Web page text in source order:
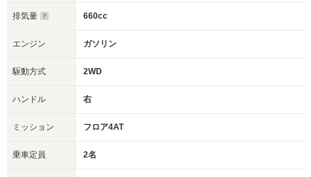
排気量 660cc
エンジン ガソリン
駆動方式 2WD
ハンドル 右
ミッション フロア4AT
乗車定員 2名